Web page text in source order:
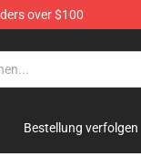
over $100
Bestellung verfolgen